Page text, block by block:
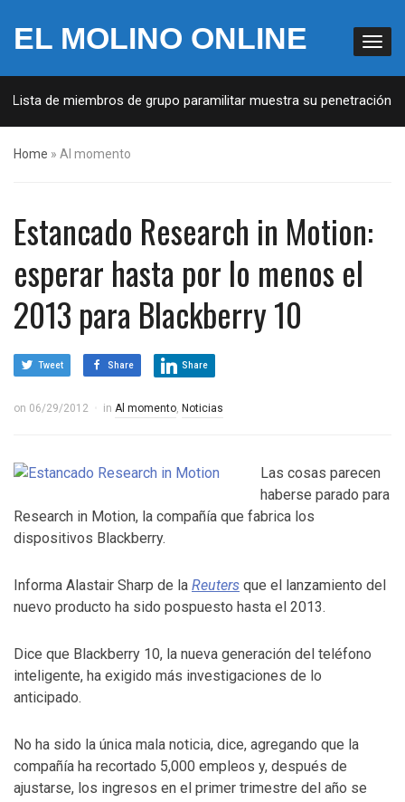
EL MOLINO ONLINE
de miembros de grupo paramilitar muestra su penetración en
Home » Al momento
Estancado Research in Motion:
esperar hasta por lo menos el
2013 para Blackberry 10
Tweet Share Share
on 06/29/2012 in Al momento, Noticias
Las cosas parecen
haberse parado para
Research in Motion, la compañía que fabrica los
dispositivos Blackberry.
Informa Alastair Sharp de la Reuters que el lanzamiento del
nuevo producto ha sido pospuesto hasta el 2013.
Dice que Blackberry 10, la nueva generación del teléfono
inteligente, ha exigido más investigaciones de lo
anticipado.
No ha sido la única mala noticia, dice, agregando que la
compañía ha recortado 5,000 empleos y, después de
ajustarse, los ingresos en el primer trimestre del año se